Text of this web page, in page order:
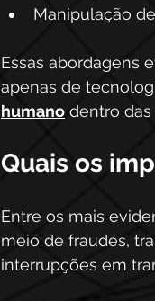
Manipulação
Essas abordagens
apenas de
humano dentro das
Quais os
Entre os mais
meio de fraudes,
interrupções em